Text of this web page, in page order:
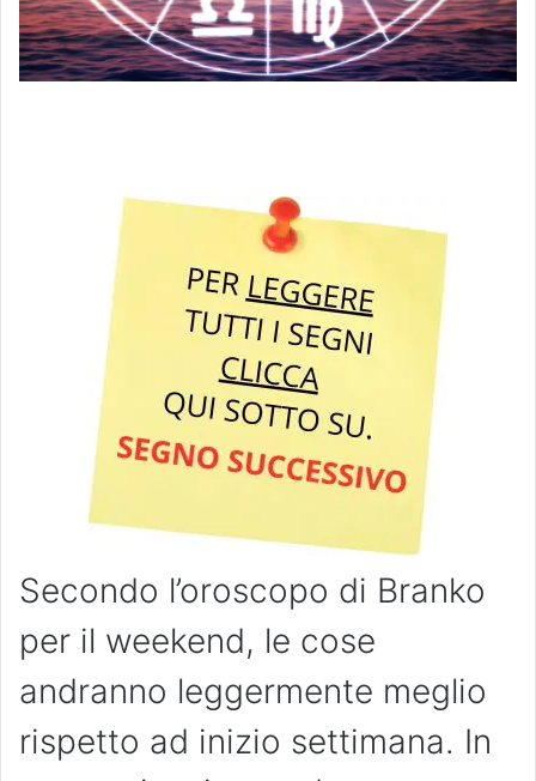
Secondo l’oroscopo di Branko
per il weekend, le cose
andranno leggermente meglio
rispetto ad inizio settimana. In